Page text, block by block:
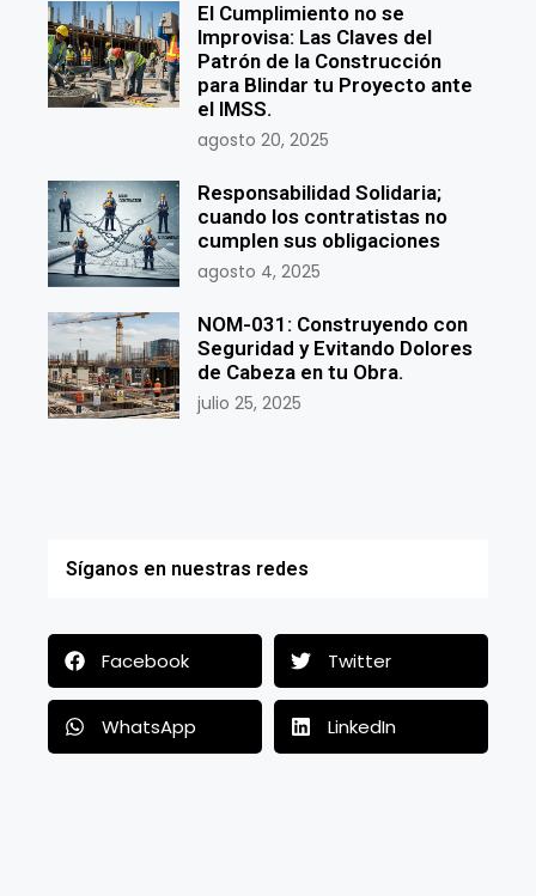
El Cumplimiento no se
Improvisa: Las Claves del
Patrón de la Construcción
para Blindar tu Proyecto ante
el IMSS.
agosto 20, 2025
Responsabilidad Solidaria;
cuando los contratistas no
cumplen sus obligaciones
agosto 4, 2025
NOM-031: Construyendo con
Seguridad y Evitando Dolores
de Cabeza en tu Obra.
julio 25, 2025
Síganos en nuestras redes
Facebook Twitter
WhatsApp LinkedIn